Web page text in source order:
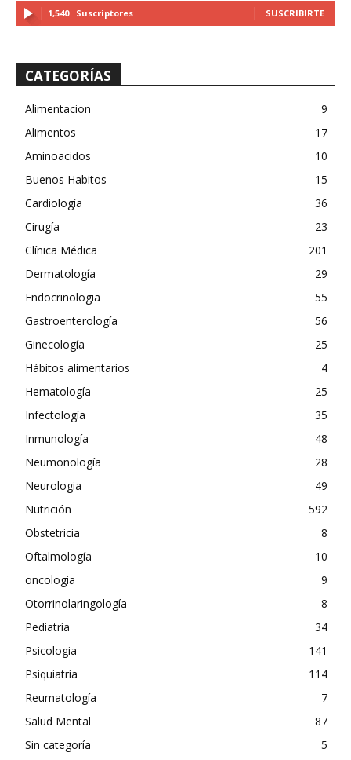
1,540 Suscriptores SUSCRIBIRTE
CATEGORÍAS
Alimentacion
9
Alimentos
17
Aminoacidos
10
Buenos Habitos
15
Cardiología
36
Cirugía
23
Clínica Médica
201
Dermatología
29
Endocrinologia
55
Gastroenterología
56
Ginecología
25
Hábitos alimentarios
4
Hematología
25
Infectología
35
Inmunología
48
Neumonología
28
Neurologia
49
Nutrición
592
Obstetricia
8
Oftalmología
10
oncologia
9
Otorrinolaringología
8
Pediatría
34
Psicologia
141
Psiquiatría
114
Reumatología
7
Salud Mental
87
Sin categoría
5